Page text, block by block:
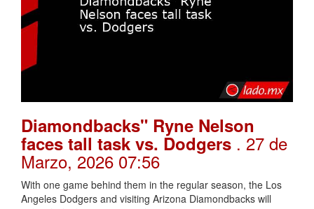
Diamondbacks" Ryne Nelson
faces tall task vs. Dodgers . 27 de
Marzo, 2026 07:56
With one game behind them in the regular season, the Los
Angeles Dodgers and visiting Arizona Diamondbacks will